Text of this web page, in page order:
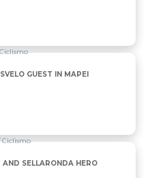
GUEST IN MAPEI
Ciclismo
AND SELLARONDA HERO